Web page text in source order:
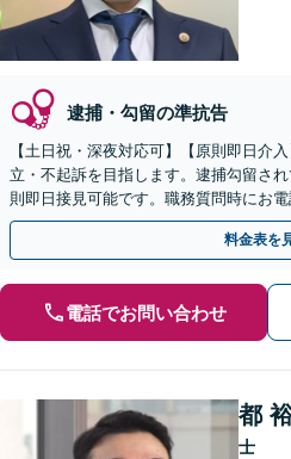
逮捕・勾留の準抗告
【土日祝・深夜対応可】【原則即日介
立・不起訴を目指します。逮捕勾留さ
則即日接見可能です。職務質問時にお
能です。【初回相談無料】
料金表を
電話でお問い合わせ
都
士